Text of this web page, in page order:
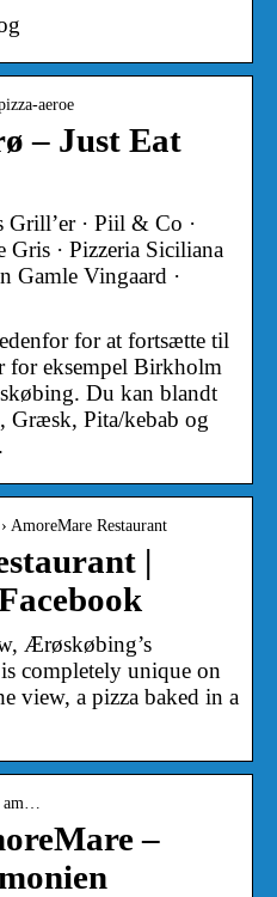
aeroe
– Just Eat
Grill’er · Piil & Co ·
· Pizzeria Siciliana
Gamle Vingaard ·
for at fortsætte til
for eksempel Birkholm
Du kan blandt
Græsk, Pita/kebab og
AmoreMare Restaurant
|
Ærøskøbing’s
completely unique on
view, a pizza baked in a
–